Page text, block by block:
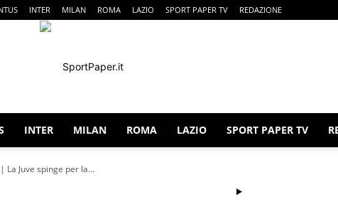
INTER MILAN ROMA LAZIO SPORT PAPER TV REDAZIONE
INTER MILAN ROMA LAZIO SPORT PAPER TV
La Juve spinge per la...